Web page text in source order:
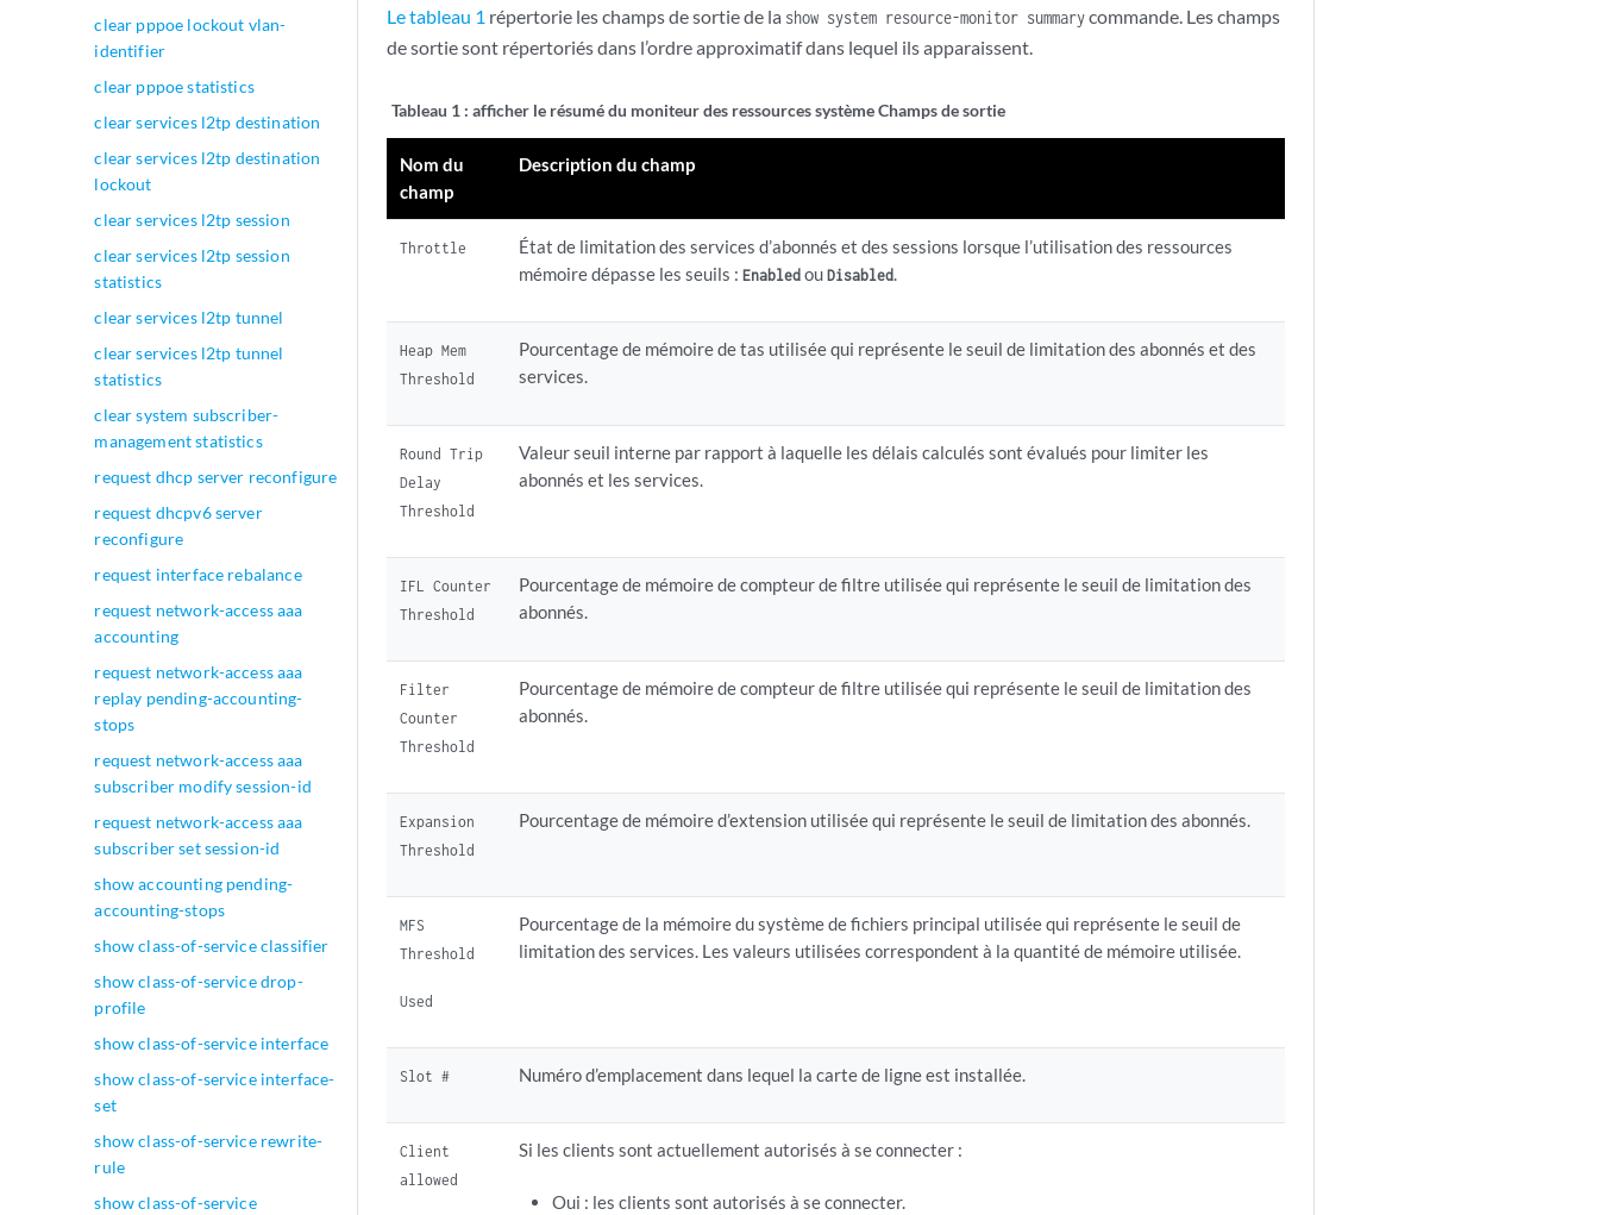
clear pppoe lockout vlan-
identifier
clear pppoe statistics
clear services l2tp destination
clear services l2tp destination
lockout
clear services l2tp session
clear services l2tp session
statistics
clear services l2tp tunnel
clear services l2tp tunnel
statistics
clear system subscriber-
management statistics
request dhcp server reconfigure
request dhcpv6 server
reconfigure
request interface rebalance
request network-access aaa
accounting
request network-access aaa
replay pending-accounting-
stops
request network-access aaa
subscriber modify session-id
request network-access aaa
subscriber set session-id
show accounting pending-
accounting-stops
show class-of-service classifier
show class-of-service drop-
profile
show class-of-service interface
show class-of-service interface-
set
show class-of-service rewrite-
rule
show class-of-service
Le tableau 1 répertorie les champs de sortie de la show system resource-monitor summarycommande. Les champs
de sortie sont répertoriés dans l’ordre approximatif dans lequel ils apparaissent.
Tableau 1 : afficher le résumé du moniteur des ressources système Champs de sortie
Nom du
champ
Description du champ
Throttle
État de limitation des services d’abonnés et des sessions lorsque l’utilisation des ressources
mémoire dépasse les seuils :EnabledouDisabled.
Heap Mem
Threshold
Pourcentage de mémoire de tas utilisée qui représente le seuil de limitation des abonnés et des
services.
Round Trip
Delay
Threshold
Valeur seuil interne par rapport à laquelle les délais calculés sont évalués pour limiter les
abonnés et les services.
IFL Counter
Threshold
Pourcentage de mémoire de compteur de filtre utilisée qui représente le seuil de limitation des
abonnés.
Filter
Counter
Threshold
Pourcentage de mémoire de compteur de filtre utilisée qui représente le seuil de limitation des
abonnés.
Expansion
Threshold
Pourcentage de mémoire d’extension utilisée qui représente le seuil de limitation des abonnés.
MFS
Threshold
Used
Pourcentage de la mémoire du système de fichiers principal utilisée qui représente le seuil de
limitation des services. Les valeurs utilisées correspondent à la quantité de mémoire utilisée.
Slot # Numéro d’emplacement dans lequel la carte de ligne est installée.
Client
allowed
Si les clients sont actuellement autorisés à se connecter :
Oui : les clients sont autorisés à se connecter.